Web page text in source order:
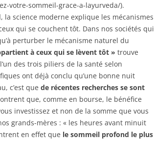
votre-sommeil-grace-a-layurveda/).
science moderne explique les mécanismes
qui se couchent tôt. Dans nos sociétés qui
perturber le mécanisme naturel du
à ceux qui se lèvent tôt » trouve
des trois piliers de la santé selon
ont déjà conclu qu’une bonne nuit
c’est que de récentes recherches se sont
que, comme en bourse, le bénéfice
investissez et non de la somme que vous
grands-mères : « les heures avant minuit
en effet que le sommeil profond le plus